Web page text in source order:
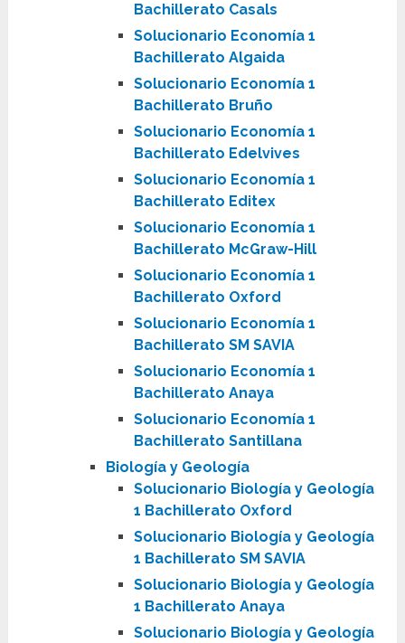
Bachillerato Casals
Solucionario Economía 1
Bachillerato Algaida
Solucionario Economía 1
Bachillerato Bruño
Solucionario Economía 1
Bachillerato Edelvives
Solucionario Economía 1
Bachillerato Editex
Solucionario Economía 1
Bachillerato McGraw-Hill
Solucionario Economía 1
Bachillerato Oxford
Solucionario Economía 1
Bachillerato SM SAVIA
Solucionario Economía 1
Bachillerato Anaya
Solucionario Economía 1
Bachillerato Santillana
Biología y Geología
Solucionario Biología y Geología
1 Bachillerato Oxford
Solucionario Biología y Geología
1 Bachillerato SM SAVIA
Solucionario Biología y Geología
1 Bachillerato Anaya
Solucionario Biología y Geología